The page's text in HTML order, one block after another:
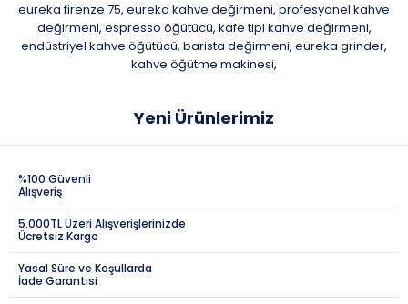
eureka firenze 75, eureka kahve değirmeni, profesyonel kahve
değirmeni, espresso öğütücü, kafe tipi kahve değirmeni,
endüstriyel kahve öğütücü, barista değirmeni, eureka grinder,
kahve öğütme makinesi,
Yeni Ürünlerimiz
%100 Güvenli
Alışveriş
5.000TL Üzeri Alışverişlerinizde
Ücretsiz Kargo
Yasal Süre ve Koşullarda
İade Garantisi